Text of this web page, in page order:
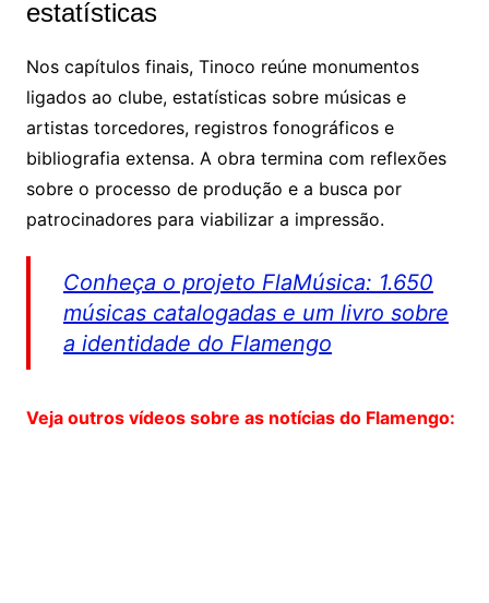
estatísticas
Nos capítulos finais, Tinoco reúne monumentos
ligados ao clube, estatísticas sobre músicas e
artistas torcedores, registros fonográficos e
bibliografia extensa. A obra termina com reflexões
sobre o processo de produção e a busca por
patrocinadores para viabilizar a impressão.
Conheça o projeto FlaMúsica: 1.650
músicas catalogadas e um livro sobre
a identidade do Flamengo
Veja outros vídeos sobre as notícias do Flamengo: